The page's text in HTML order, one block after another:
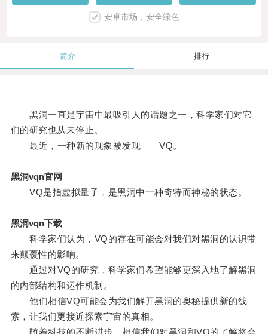
安卓市场，安全绿色
简介 排行
黑洞一直是宇宙中最吸引人的话题之一，科学家们对它
们的研究也从未停止。
最近，一种新的现象被发现——VQ。
黑洞vqn官网
VQ是指虚拟量子，是黑洞中一种奇特而神秘的状态。
黑洞vqn下载
科学家们认为，VQ的存在可能会对我们对黑洞的认识带
来颠覆性的影响。
通过对VQ的研究，科学家们希望能够更深入地了解黑洞
的内部结构和运作机制。
他们相信VQ可能会为我们解开黑洞的奥秘提供新的线
索，让我们更接近探索宇宙的真相。